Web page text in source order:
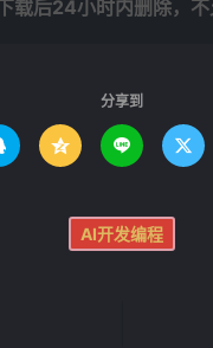
后24小时内删除，不
分享到
  
AI开发编程